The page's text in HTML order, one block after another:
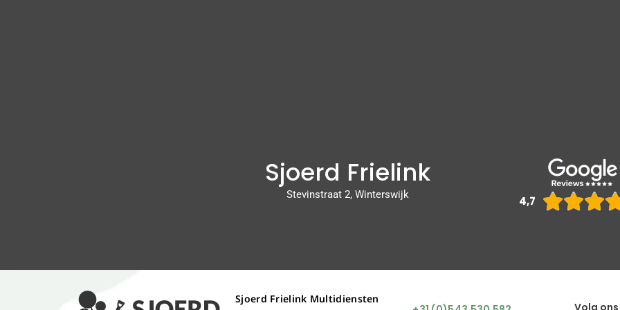
Sjoerd Frielink
Stevinstraat 2, Winterswijk 4,7 
Sjoerd Frielink Multidiensten
Volg